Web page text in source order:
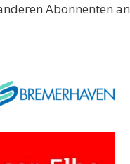
Abonnenten an